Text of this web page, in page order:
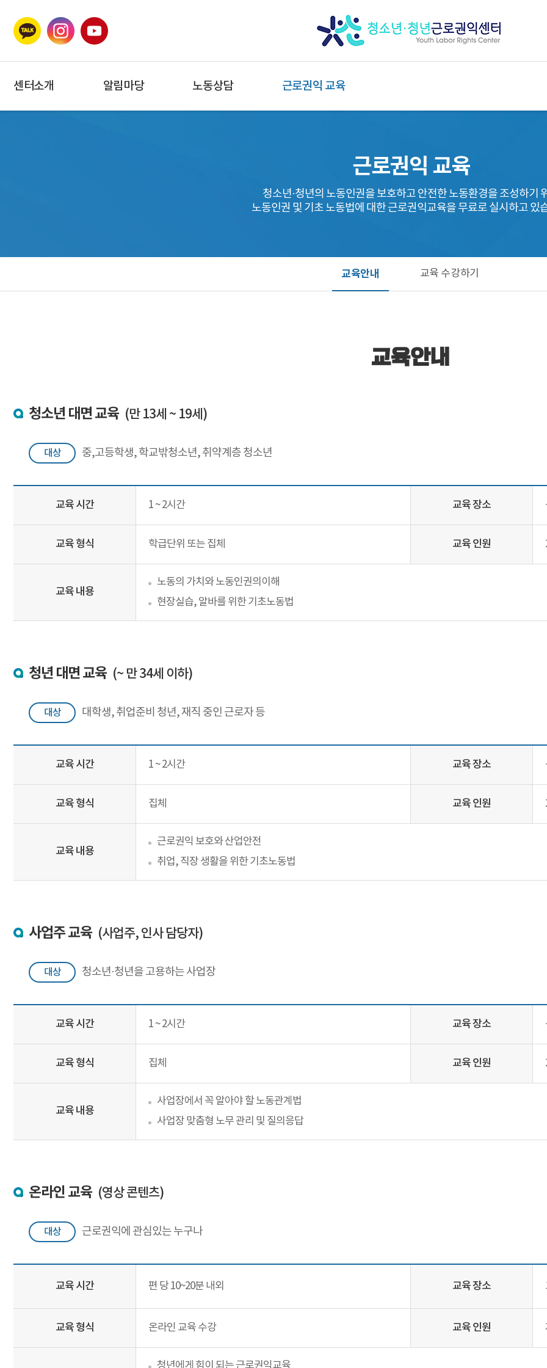
센터소개 알림마당 노동상담 근로권익 교육
근로권익 교육
청소년·청년의 노동인권을 보호하고 안전한 노동환경을 조성하기
노동인권 및 기초 노동법에 대한 근로권익교육을 무료로 실시하고 있
교육안내 교육 수강하기
교육안내
청소년 대면 교육 (만 13세 ~ 19세)
대상 중,고등학생, 학교밖청소년, 취약계층 청소년
교육 시간 1 ~ 2시간 교육 장소
교육 형식 학급단위 또는 집체 교육 인원
교육 내용
노동의 가치와 노동인권의이해
현장실습, 알바를 위한 기초노동법
청년 대면 교육 (~ 만 34세 이하)
대상 대학생, 취업준비 청년, 재직 중인 근로자 등
교육 시간 1 ~ 2시간 교육 장소
교육 형식 집체 교육 인원
교육 내용
근로권익 보호와 산업안전
취업, 직장 생활을 위한 기초노동법
사업주 교육 (사업주, 인사 담당자)
대상 청소년·청년을 고용하는 사업장
교육 시간 1 ~ 2시간 교육 장소
교육 형식 집체 교육 인원
교육 내용
사업장에서 꼭 알아야 할 노동관계법
사업장 맞춤형 노무 관리 및 질의응답
온라인 교육 (영상 콘텐츠)
대상 근로권익에 관심있는 누구나
교육 시간 편 당 10~20분 내외 교육 장소
교육 형식 온라인 교육 수강 교육 인원
청년에게 힘이 되는 근로권익교육